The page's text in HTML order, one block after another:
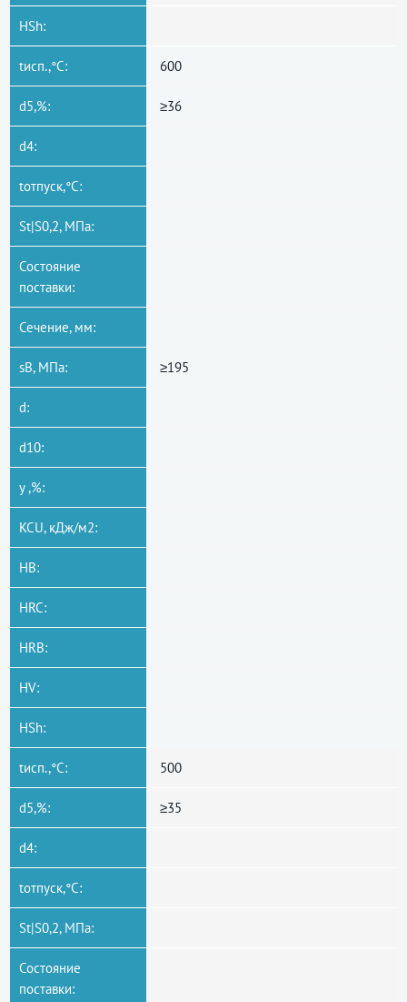
HSh:
tисп.,°C: 600
d5,%: ≥36
d4:
tотпуск,°C:
St|S0,2, МПа:
Состояние
поставки:
Сечение, мм:
sB, МПа: ≥195
d:
d10:
y ,%:
KCU, кДж/м2:
HB:
HRC:
HRB:
HV:
HSh:
tисп.,°C: 500
d5,%: ≥35
d4:
tотпуск,°C:
St|S0,2, МПа:
Состояние
поставки: